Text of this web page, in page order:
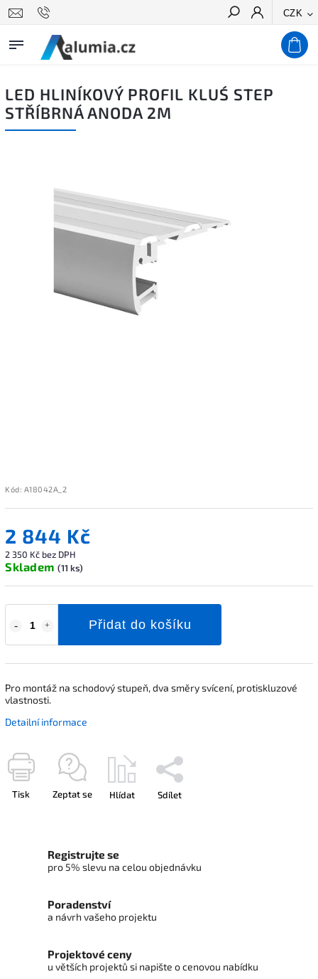
CZK
Hledat
LED HLINÍKOVÝ PROFIL KLUŚ STEP
STŘÍBRNÁ ANODA 2M
Kód: A18042A_2
2 844 Kč
2 350 Kč bez DPH
Skladem (11 ks)
Přidat do košíku
Pro montáž na schodový stupeň, dva směry svícení, protiskluzové
vlastnosti.
Detailní informace
Tisk Zeptat se Hlídat Sdílet
Registrujte se
pro 5% slevu na celou objednávku
Poradenství
a návrh vašeho projektu
Projektové ceny
u větších projektů si napište o cenovou nabídku